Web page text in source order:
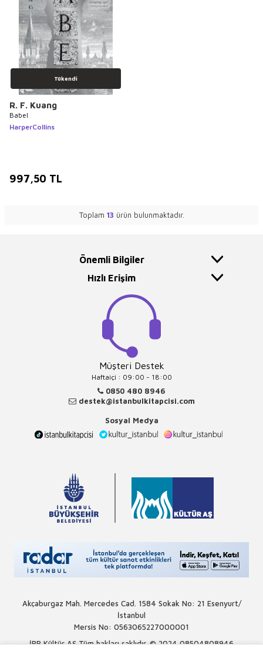
Tükendi
R. F. Kuang
Babel
HarperCollins
997,50 TL
Toplam 13 ürün bulunmaktadır.
Önemli Bilgiler
Hızlı Erişim
Müşteri Destek
Haftaiçi : 09:00 - 18:00
0850 480 8946
destek@istanbulkitapcisi.com
Sosyal Medya
Akçaburgaz Mah. Mercedes Cad. 1584 Sokak No: 21 Esenyurt/
İstanbul
Mersis No: 0563065227000001
İBB Kültür AŞ Tüm hakları saklıdır. © 2024 08504808946